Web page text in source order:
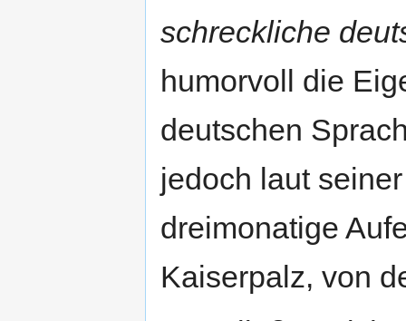
schreckliche
humorvoll die
deutschen
jedoch laut
dreimonatige
Kaiserpalz, von